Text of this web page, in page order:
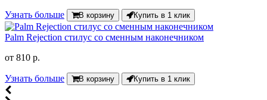
Узнать больше В корзину Купить в 1 клик
Palm Rejection стилус со сменным наконечником
от 810 р.
Узнать больше В корзину Купить в 1 клик